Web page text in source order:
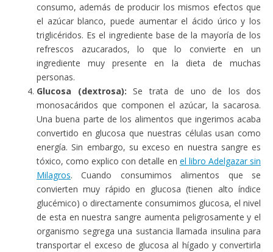
consumo, además de producir los mismos efectos que
el azúcar blanco, puede aumentar el ácido úrico y los
triglicéridos. Es el ingrediente base de la mayoría de los
refrescos azucarados, lo que lo convierte en un
ingrediente muy presente en la dieta de muchas
personas.
Glucosa (dextrosa): Se trata de uno de los dos
monosacáridos que componen el azúcar, la sacarosa.
Una buena parte de los alimentos que ingerimos acaba
convertido en glucosa que nuestras células usan como
energía. Sin embargo, su exceso en nuestra sangre es
tóxico, como explico con detalle en el libro Adelgazar sin
Milagros. Cuando consumimos alimentos que se
convierten muy rápido en glucosa (tienen alto índice
glucémico) o directamente consumimos glucosa, el nivel
de esta en nuestra sangre aumenta peligrosamente y el
organismo segrega una sustancia llamada insulina para
transportar el exceso de glucosa al hígado y convertirla